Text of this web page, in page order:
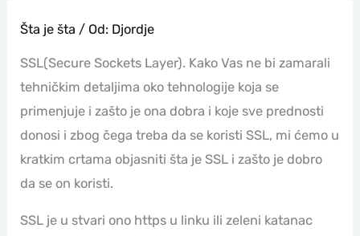
Šta je šta / Od: Djordje
SSL(Secure Sockets Layer). Kako Vas ne bi zamarali
tehničkim detaljima oko tehnologije koja se
primenjuje i zašto je ona dobra i koje sve prednosti
donosi i zbog čega treba da se koristi SSL, mi ćemo u
kratkim crtama objasniti šta je SSL i zašto je dobro
da se on koristi.
SSL je u stvari ono https u linku ili zeleni katanac